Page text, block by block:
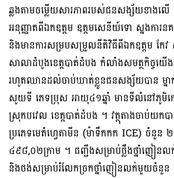
ឆ្លងតាមចម្លើយសារភាពរបស់ជនសង្ស័យខាងល
អនុញ្ញាតពីឯកឧត្តម ឧត្តមសេនីយ៍ទោ ស្នងការន
និងមានការសម្របសម្រួលនីតិវិធីពីឯកឧត្តម កែវ
សាលាដំបូងខេត្តបាត់ដំបង កំលាំងសមត្ថកិច្ចយើងប
រហូតឈានដល់ចាប់ឃាត់ខ្លួនជនសង្ស័យបាន ម្ន
សូយទី ភេទប្រុស អាយុ៤១ឆ្នាំ មានទីលំនៅភូមិកោ
ស្រុកបវេល ខេត្តបាត់ដំបង ។ វត្ថុតាងចាប់យកប
ប្រភេទមេតំហ្វេតាមីន (ម៉ាទឹកកក ICE) ចំនួន
៤៩៨,០២ក្រាម ។ ជញ្ជីងសម្រាប់ថ្លឹងថ្នាំញៀន
និងថង់សម្រាប់រំលែកច្រកថ្នាំញៀនលក់មួយចំនួ